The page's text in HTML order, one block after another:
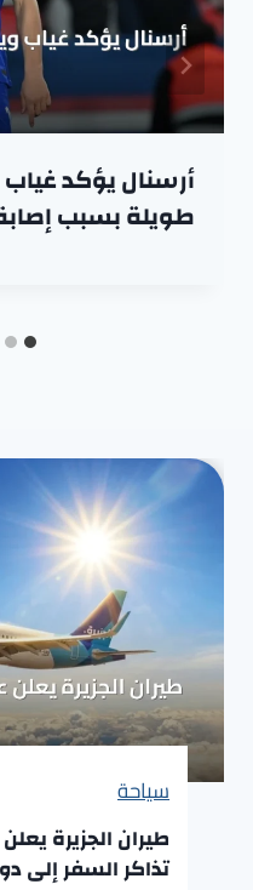
أرسنال يؤكد غياب
طويلة بسبب
سياحة
تذاكر السفر إلى